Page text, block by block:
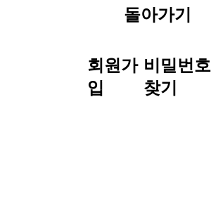
돌아가기
회원가
입
비밀번호
찾기